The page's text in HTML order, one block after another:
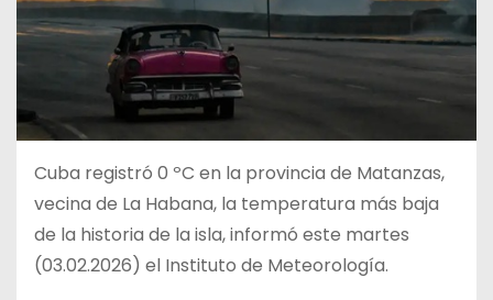
Cuba registró 0 ºC en la provincia de Matanzas,
vecina de La Habana, la temperatura más baja
de la historia de la isla, informó este martes
(03.02.2026) el Instituto de Meteorología.